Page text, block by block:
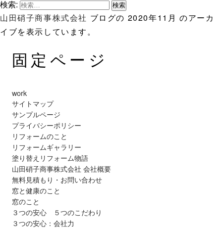
検索:
山田硝子商事株式会社 ブログの 2020年11月 のアーカ
イブを表示しています。
固定ページ
work
サイトマップ
サンプルページ
プライバシーポリシー
リフォームのこと
リフォームギャラリー
塗り替えリフォーム物語
山田硝子商事株式会社 会社概要
無料見積もり・お問い合わせ
窓と健康のこと
窓のこと
３つの安心 ５つのこだわり
３つの安心：会社力